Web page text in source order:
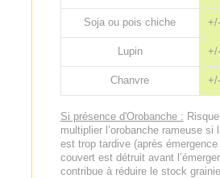
Soja ou pois chiche +/-
Lupin +/-
Chanvre +/-
Si présence d'Orobanche :
multiplier l’orobanche rameuse
est trop tardive (après émergence
couvert est détruit avant
contribue à réduire le stock